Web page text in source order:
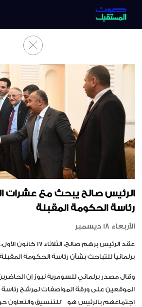
الرئيس صالح يبحث مع عشرات
رئاسة الحكومة المقبلة
الأربعاء 18 ديسمبر
برلمانياً للتباحث بشأن رئاسة الحكومة
وقال مصدر برلماني للسومرية نيوز إن
الموقعين على ورقة المواصفات لمرشح رئاسة
اجتماعهم بالرئيس هو “للتنسيق والتعاون